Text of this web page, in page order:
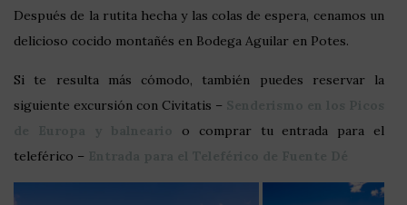
Después de la rutita hecha y las colas de espera, cenamos un
delicioso cocido montañés en Bodega Aguilar en Potes.
Si te resulta más cómodo, también puedes reservar la
siguiente excursión con Civitatis –
o comprar tu entrada para el
teleférico –